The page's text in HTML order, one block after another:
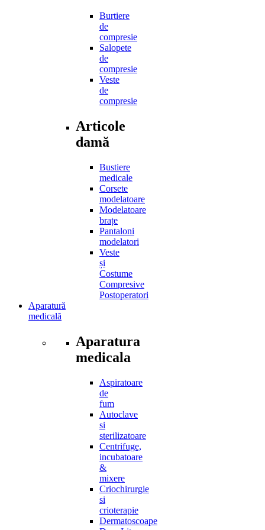
Burtiere
de
compresie
Salopete
de
compresie
Veste
de
compresie
Articole
damă
Bustiere
medicale
Corsete
modelatoare
Modelatoare
brațe
Pantaloni
modelatori
Veste
și
Costume
Compresive
Postoperatori
Aparatură
medicală
Aparatura
medicala
Aspiratoare
de
fum
Autoclave
si
sterilizatoare
Centrifuge,
incubatoare
&
mixere
Criochirurgie
si
crioterapie
Dermatoscoape